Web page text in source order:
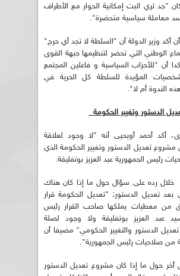
"جد ثري اثبت إمكانية الحوار مع الأطراف
معاملة سياسية متحضرة".
أكد وزير الدولة أن "السلطة لا تجد أي حرج"
الوطني التي تحضر لتنظيمها جبهة القوى
أن "للأحزاب السياسية و فاعلين المجتمع
المؤيدة للسلطة كل الحرية في
الندوة أم لا".
الدستور وتغيير الحكومة
أكد أحمد أويحيى أنه "لا وجود لعلاقة
مشروع تعديل الدستور وتغيير الحكومة الذي
رئيس الجمهورية عبد العزيز بوتفليقة.
خلال رده على سؤال حول ما إذا كان هناك
تعديل الدستور: "تعديل الحكومة قرار
من معطيات يملكها صاحب القرار رئيس
عبد العزيز بوتفليقة ولا وجود لصلة
تعديل الدستور والتغيير الحكومي" مضيفا أن
من صلاحيات رئيس الجمهورية".
أخر حول ما إذا كان مشروع تعديل الدستور